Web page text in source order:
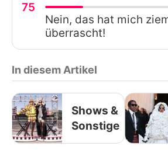
75
Nein, das hat mich
überrascht!
In diesem Artikel
Shows &
Sonstige